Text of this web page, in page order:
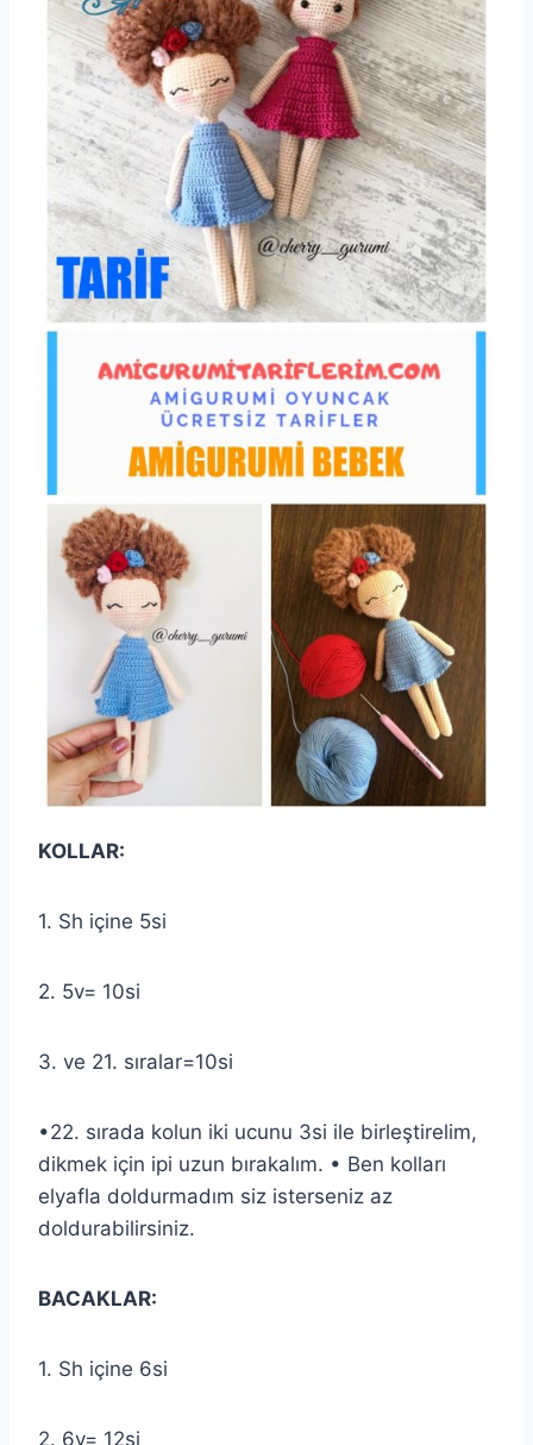
KOLLAR:
1. Sh içine 5si
2. 5v= 10si
3. ve 21. sıralar=10si
•22. sırada kolun iki ucunu 3si ile birleştirelim,
dikmek için ipi uzun bırakalım. • Ben kolları
elyafla doldurmadım siz isterseniz az
doldurabilirsiniz.
BACAKLAR:
1. Sh içine 6si
2. 6v= 12si